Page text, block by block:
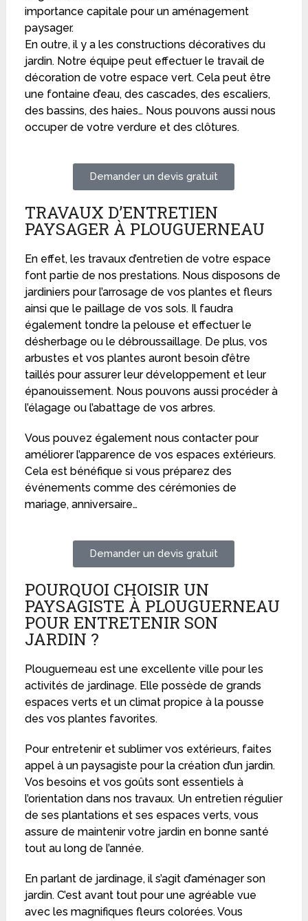
importance capitale pour un aménagement
paysager.
En outre, il y a les constructions décoratives du
jardin. Notre équipe peut effectuer le travail de
décoration de votre espace vert. Cela peut être
une fontaine d’eau, des cascades, des escaliers,
des bassins, des haies… Nous pouvons aussi nous
occuper de votre verdure et des clôtures.
Demander un devis gratuit
TRAVAUX D’ENTRETIEN
PAYSAGER À PLOUGUERNEAU
En effet, les travaux d’entretien de votre espace
font partie de nos prestations. Nous disposons de
jardiniers pour l’arrosage de vos plantes et fleurs
ainsi que le paillage de vos sols. Il faudra
également tondre la pelouse et effectuer le
désherbage ou le débroussaillage. De plus, vos
arbustes et vos plantes auront besoin d’être
taillés pour assurer leur développement et leur
épanouissement. Nous pouvons aussi procéder à
l’élagage ou l’abattage de vos arbres.
Vous pouvez également nous contacter pour
améliorer l’apparence de vos espaces extérieurs.
Cela est bénéfique si vous préparez des
événements comme des cérémonies de
mariage, anniversaire…
Demander un devis gratuit
POURQUOI CHOISIR UN
PAYSAGISTE À PLOUGUERNEAU
POUR ENTRETENIR SON
JARDIN ?
Plouguerneau est une excellente ville pour les
activités de jardinage. Elle possède de grands
espaces verts et un climat propice à la pousse
des vos plantes favorites.
Pour entretenir et sublimer vos extérieurs, faites
appel à un paysagiste pour la création d’un jardin.
Vos besoins et vos goûts sont essentiels à
l’orientation dans nos travaux. Un entretien régulier
de ses plantations et ses espaces verts, vous
assure de maintenir votre jardin en bonne santé
tout au long de l’année.
En parlant de jardinage, il s’agit d’aménager son
jardin. C’est avant tout pour une agréable vue
avec les magnifiques fleurs colorées. Vous